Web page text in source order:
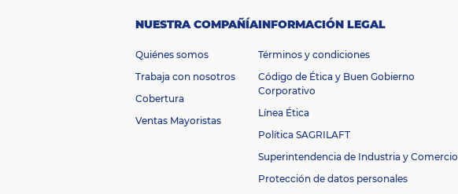
$500.000
Husqvarna
NUESTRA COMPAÑÍA
Quiénes somos
Trabaja con nosotros
Cobertura
Ventas Mayoristas
INFORMACIÓN LEGAL
Términos y condiciones
Código de Ética y Buen Gobierno
Corporativo
Línea Ética
Política SAGRILAFT
Superintendencia de Industria y Comercio
Protección de datos personales